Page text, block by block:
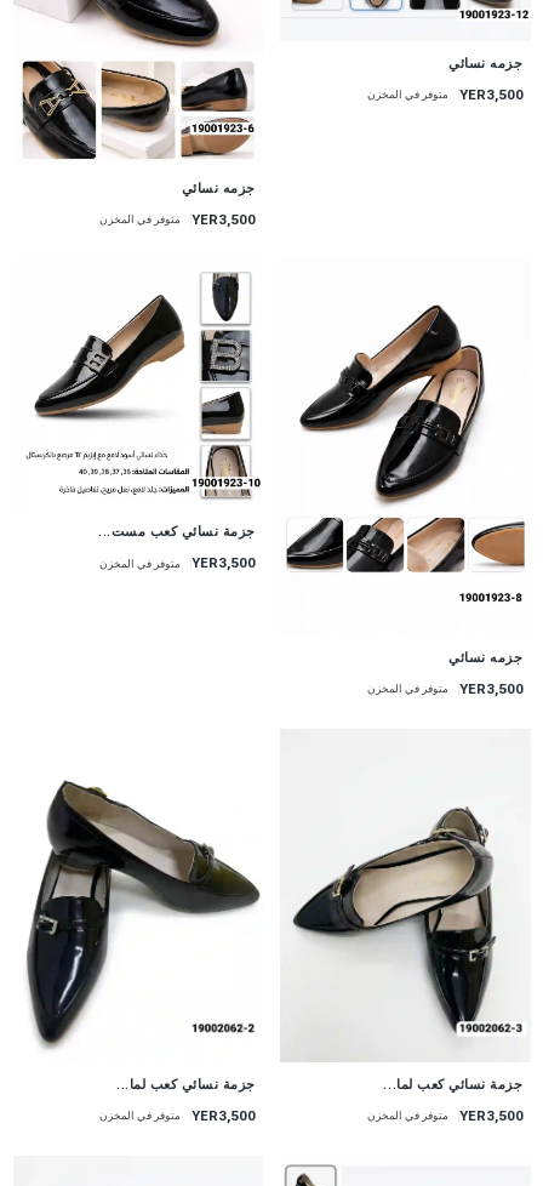
جزمه نسائي
YER3,500 متوفر في المخزن
جزمه نسائي
YER3,500 متوفر في المخزن
جزمه نسائي
YER3,500 متوفر في المخزن
جزمة نسائي كعب مست...
YER3,500 متوفر في المخزن
جزمة نسائي كعب لما...
YER3,500 متوفر في المخزن
جزمة نسائي كعب لما...
YER3,500 متوفر في المخزن